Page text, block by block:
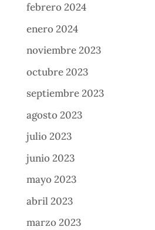
febrero 2024
enero 2024
noviembre 2023
octubre 2023
septiembre 2023
agosto 2023
julio 2023
junio 2023
mayo 2023
abril 2023
marzo 2023